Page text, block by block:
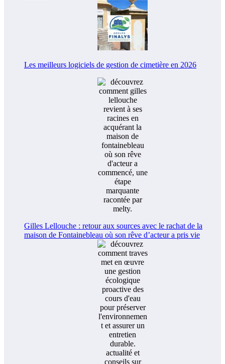
Les meilleurs logiciels de gestion de cimetière en 2026
Gilles Lellouche : retour aux sources avec le rachat de la
maison de Fontainebleau où son rêve d’acteur a pris vie